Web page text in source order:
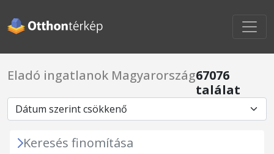
Eladó ingatlanok Magyarország67076
találat
Keresés finomítása